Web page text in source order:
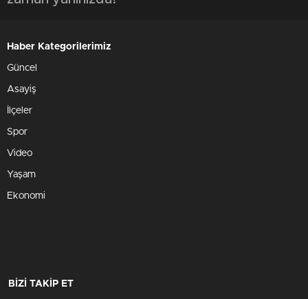
Haber Kategorilerimiz
Güncel
Asayiş
İlçeler
Spor
Video
Yaşam
Ekonomi
BİZİ TAKİP ET